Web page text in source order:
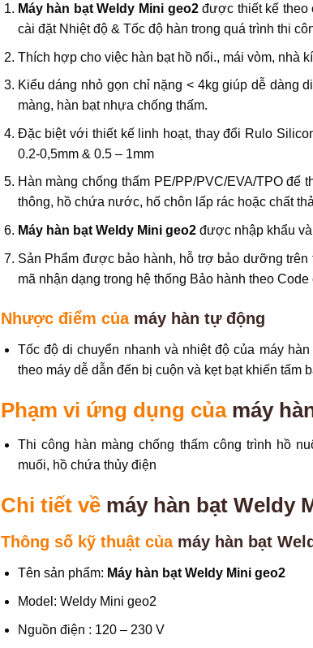
Máy hàn bạt Weldy Mini geo2được thiết kế theo
cài đặt Nhiệt độ & Tốc độ hàn trong quá trình thi
Thích hợp cho việc hàn bạt hồ nổi., mái vòm, nhà
Kiểu dáng nhỏ gọn chỉ nặng < 4kg giúp dễ dàng
màng, hàn bạt nhựa chống thấm.
Đặc biệt với thiết kế linh hoạt, thay đổi Rulo
0.2-0,5mm & 0.5 – 1mm
Hàn màng chống thấm PE/PP/PVC/EVA/TPO để
thông, hồ chứa nước, hố chôn lấp rác hoặc chất
Máy hàn bạt Weldy Mini geo2được nhập khẩu
Sản Phẩm được bảo hành, hỗ trợ bảo dưỡng
mã nhận dạng trong hệ thống Bảo hành theo
Nhược điểm của máy hàn tự động
Tốc độ di chuyển nhanh và nhiệt độ của máy
theo máy dễ dẫn đến bị cuộn và kẹt bạt khiến tấm
Phạm vi ứng dụng của máy
Thi công hàn màng chống thấm công trình hồ
muối, hồ chứa thủy điện
Chi tiết về máy hàn bạt Weldy
Thông số kỹ thuật của máy hàn bạt
Tên sản phẩm: Máy hàn bạt Weldy Mini geo2
Model: Weldy Mini geo2
Nguồn điện : 120 – 230 V